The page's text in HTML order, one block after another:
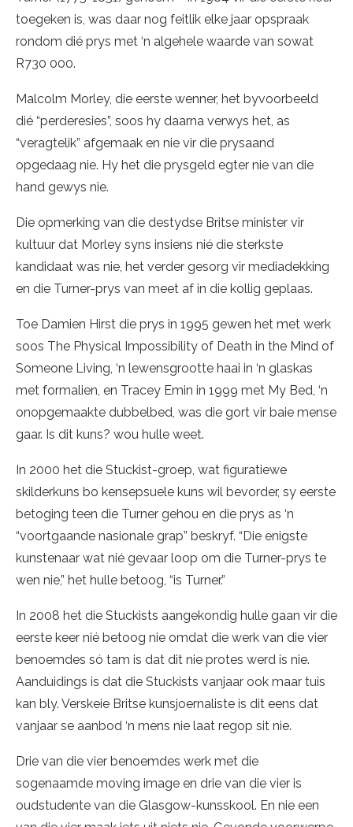
toegeken is, was daar nog feitlik elke jaar opspraak
rondom dié prys met ‘n algehele waarde van sowat
R730 000.
Malcolm Morley, die eerste wenner, het byvoorbeeld
dié “perderesies”, soos hy daarna verwys het, as
“veragtelik” afgemaak en nie vir die prysaand
opgedaag nie. Hy het die prysgeld egter nie van die
hand gewys nie.
Die opmerking van die destydse Britse minister vir
kultuur dat Morley syns insiens nié die sterkste
kandidaat was nie, het verder gesorg vir mediadekking
en die Turner-prys van meet af in die kollig geplaas.
Toe Damien Hirst die prys in 1995 gewen het met werk
soos The Physical Impossibility of Death in the Mind of
Someone Living, ‘n lewensgrootte haai in ‘n glaskas
met formalien, en Tracey Emin in 1999 met My Bed, ‘n
onopgemaakte dubbelbed, was die gort vir baie mense
gaar. Is dit kuns? wou hulle weet.
In 2000 het die Stuckist-groep, wat figuratiewe
skilderkuns bo kensepsuele kuns wil bevorder, sy eerste
betoging teen die Turner gehou en die prys as ‘n
“voortgaande nasionale grap” beskryf. “Die enigste
kunstenaar wat nié gevaar loop om die Turner-prys te
wen nie,” het hulle betoog, “is Turner.”
In 2008 het die Stuckists aangekondig hulle gaan vir die
eerste keer nié betoog nie omdat die werk van die vier
benoemdes só tam is dat dit nie protes werd is nie.
Aanduidings is dat die Stuckists vanjaar ook maar tuis
kan bly. Verskeie Britse kunsjoernaliste is dit eens dat
vanjaar se aanbod ‘n mens nie laat regop sit nie.
Drie van die vier benoemdes werk met die
sogenaamde moving image en drie van die vier is
oudstudente van die Glasgow-kunsskool. En nie een